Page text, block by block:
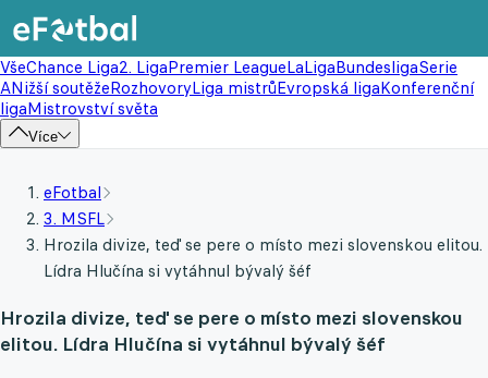
VšeChance Liga2. LigaPremier LeagueLaLigaBundesligaSerie
ANižší soutěžeRozhovoryLiga mistrůEvropská ligaKonferenční
ligaMistrovství světa
Více
eFotbal
3. MSFL
Hrozila divize, teď se pere o místo mezi slovenskou elitou.
Lídra Hlučína si vytáhnul bývalý šéf
Hrozila divize, teď se pere o místo mezi slovenskou
elitou. Lídra Hlučína si vytáhnul bývalý šéf